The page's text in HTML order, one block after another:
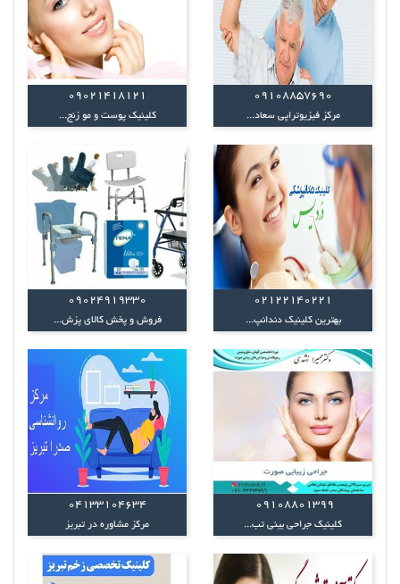
09108857690
مرکز فیزیوتراپی سعاد...
09021418121
کلینیک پوست و مو زنج...
02122140221
بهترین کلینیک دندانپ...
09024919330
فروش و پخش کالای پزش...
09108801399
کلینیک جراحی بینی تب...
۰۴۱۳۳۱۰۴۶۳۴
مرکز مشاوره در تبریز